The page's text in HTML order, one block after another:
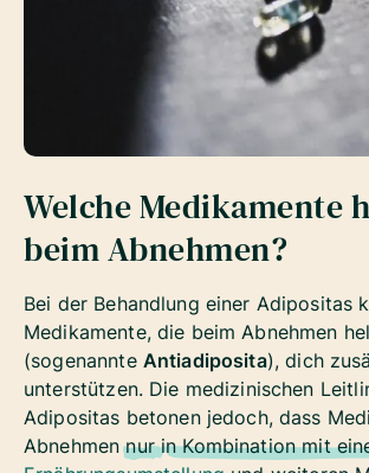
Welche Medikamente
beim Abnehmen?
Bei der Behandlung einer Adipositas
Medikamente, die beim Abnehmen
(sogenannte Antiadiposita), dich
unterstützen. Die medizinischen
Adipositas betonen jedoch, dass
Abnehmennurin Kombination mit